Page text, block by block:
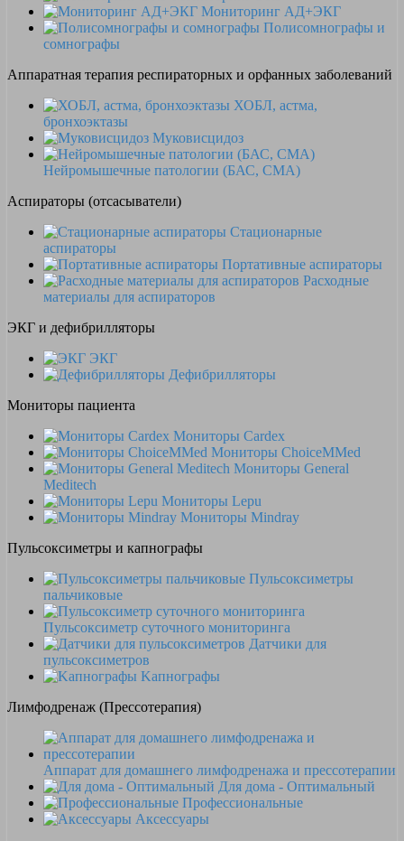
Мониторинг АД+ЭКГ
Полисомнографы и
сомнографы
Аппаратная терапия респираторных и орфанных заболеваний
ХОБЛ, астма,
бронхоэктазы
Муковисцидоз
Нейромышечные патологии (БАС, СМА)
Аспираторы (отсасыватели)
Стационарные
аспираторы
Портативные аспираторы
Расходные
материалы для аспираторов
ЭКГ и дефибрилляторы
ЭКГ
Дефибрилляторы
Мониторы пациента
Мониторы Cardex
Мониторы ChoiceMMed
Мониторы General
Meditech
Мониторы Lepu
Мониторы Mindray
Пульсоксиметры и капнографы
Пульсоксиметры
пальчиковые
Пульсоксиметр суточного мониторинга
Датчики для
пульсоксиметров
Kапнографы
Лимфодренаж (Прессотерапия)
Аппарат для домашнего лимфодренажа и прессотерапии
Для дома - Оптимальный
Профессиональные
Аксессуары